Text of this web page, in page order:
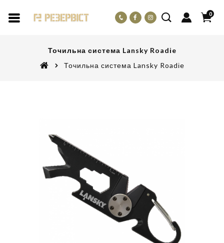
0
Точильна система Lansky Roadіe
Точильна система Lansky Roadіe